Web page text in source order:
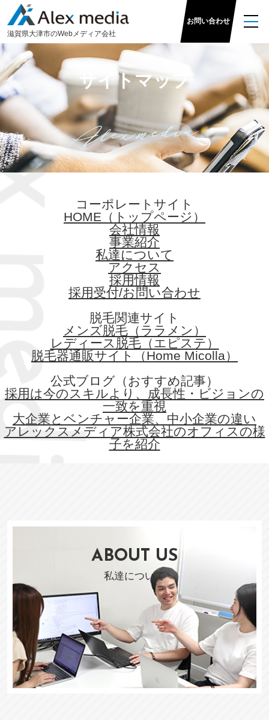
滋賀県大津市のWebメディア会社
お問い合わせ
サイトマップ
コーポレートサイト
HOME（トップページ）
会社情報
事業紹介
私達について
アクセス
採用情報
採用受付/お問い合わせ
脱毛関連サイト
メンズ脱毛（ララメン）
レディース脱毛（エピステ）
脱毛器通販サイト（Home Micolla）
公式ブログ（おすすめ記事）
採用は今のスキルより、成長性・ビジョンの
一致を重視
大企業とベンチャー企業、中小企業の違い
アレックスメディア株式会社のオフィスの様
子を紹介
ABOUT US
私達について